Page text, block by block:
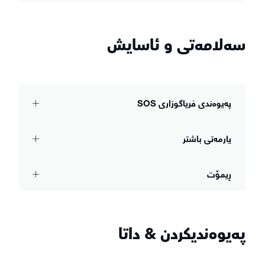
سەلامەتی و ئاسایش
پەیوەندی فریاگوزاری SOS
یارمەتی باشتر
ڕیمۆت
پەیوەندیکردن & داتا